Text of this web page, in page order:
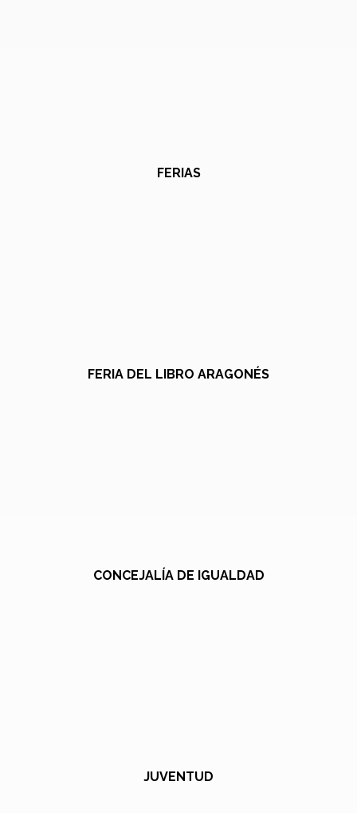
FERIAS
FERIA DEL LIBRO ARAGONÉS
CONCEJALÍA DE IGUALDAD
JUVENTUD